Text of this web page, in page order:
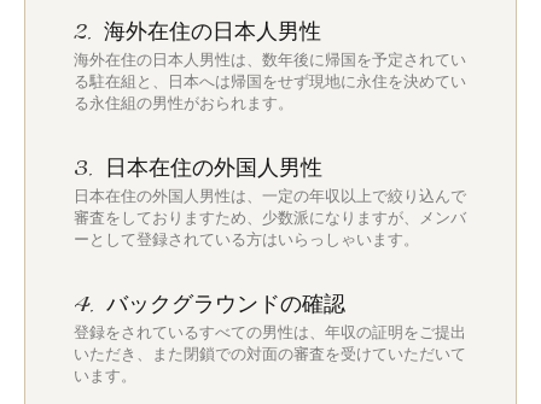
2. 海外在住の日本人男性
海外在住の日本人男性は、数年後に帰国を予定されてい
る駐在組と、日本へは帰国をせず現地に永住を決めてい
る永住組の男性がおられます。
3. 日本在住の外国人男性
日本在住の外国人男性は、一定の年収以上で絞り込んで
審査をしておりますため、少数派になりますが、メンバ
ーとして登録されている方はいらっしゃいます。
4. バックグラウンドの確認
登録をされているすべての男性は、年収の証明をご提出
いただき、また閉鎖での対面の審査を受けていただいて
います。